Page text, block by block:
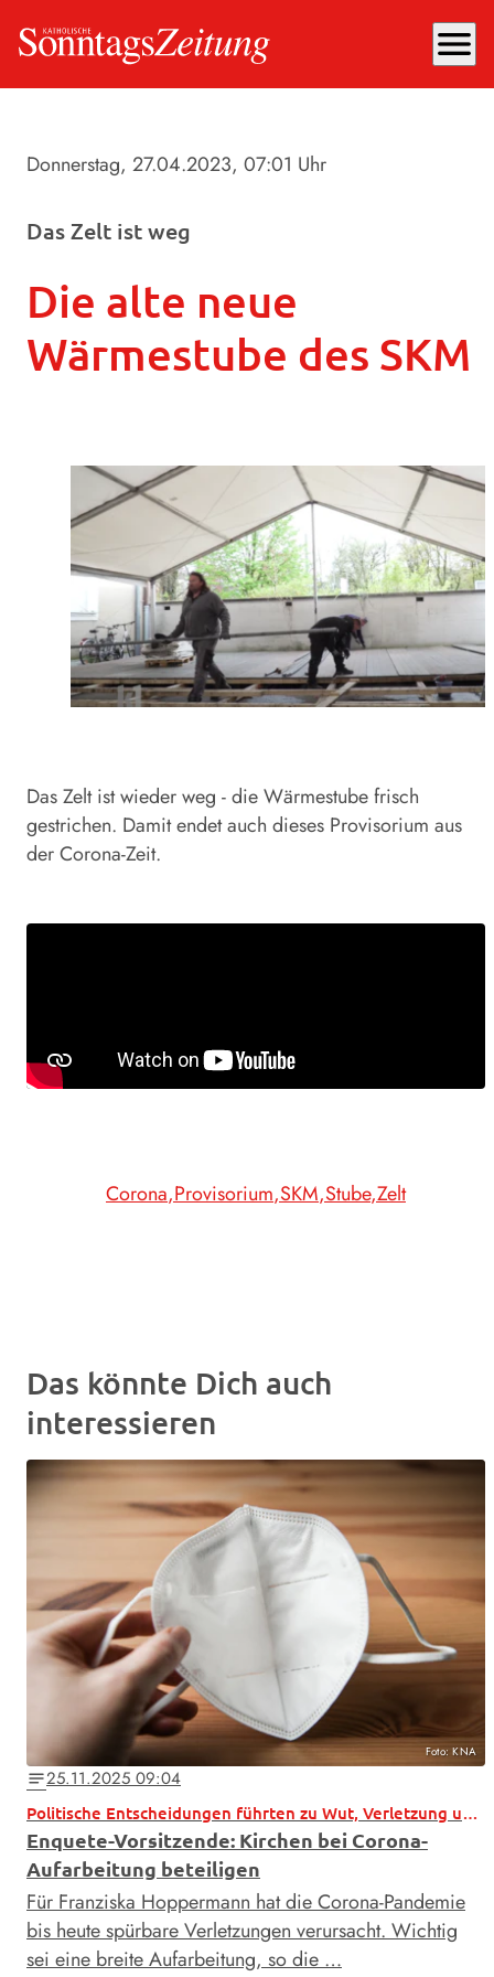
menu
Donnerstag, 27.04.2023, 07:01 Uhr
Das Zelt ist weg
Die alte neue
Wärmestube des SKM
Das Zelt ist wieder weg - die Wärmestube frisch
gestrichen. Damit endet auch dieses Provisorium aus
der Corona-Zeit.
Corona Provisorium SKM Stube Zelt
Das könnte Dich auch
interessieren
Foto: KNA
notes25.11.2025 09:04
Politische Entscheidungen führten zu Wut, Verletzung und Trauer
Enquete-Vorsitzende: Kirchen bei Corona-
Aufarbeitung beteiligen
Für Franziska Hoppermann hat die Corona-Pandemie
bis heute spürbare Verletzungen verursacht. Wichtig
sei eine breite Aufarbeitung, so die …